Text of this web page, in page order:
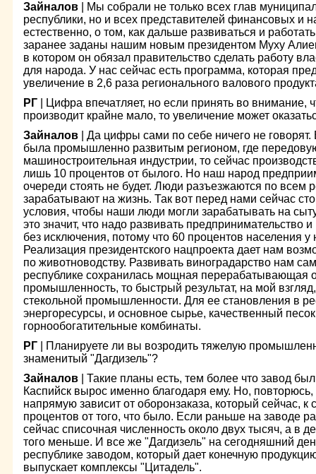
Зайналов | Мы собрали не только всех глав
республики, но и всех представителей финансовых и
естественно, о том, как дальше развиваться и
заранее заданы нашим новым президентом Муху
в котором он обязал правительство сделать работу
для народа. У нас сейчас есть программа, которая
увеличение в 2,6 раза регионального валового
РГ | Цифра впечатляет, но если принять во внимание,
производит крайне мало, то увеличение может
Зайналов | Да цифры сами по себе ничего не говорят.
была промышленно развитым регионом, где
машиностроительная индустрии, то сейчас
лишь 10 процентов от былого. Но наш народ
очереди стоять не будет. Люди разъезжаются по всем
зарабатывают на жизнь. Так вот перед нами сейчас
условия, чтобы наши люди могли зарабатывать на
это значит, что надо развивать предпринимательство
без исключения, потому что 60 процентов населения у
Реализация президентского нацпроекта дает нам
по животноводству. Развивать виноградарство нам
республике сохранилась мощная перерабатывающая
промышленность, то быстрый результат, на мой
стекольной промышленности. Для ее становления в
энергоресурсы, и основное сырье, качественный
горнообогатительные комбинаты.
РГ | Планируете ли вы возродить тяжелую
знаменитый "Дагдизель"?
Зайналов | Такие планы есть, тем более что завод
Каспийск вырос именно благодаря ему. Но,
напрямую зависит от оборонзаказа, который сейчас,
процентов от того, что было. Если раньше на заводе
сейчас списочная численность около двух тысяч, а в
того меньше. И все же "Дагдизель" на сегодняшний
республике заводом, который дает конечную
выпускает комплексы "Цитадель".